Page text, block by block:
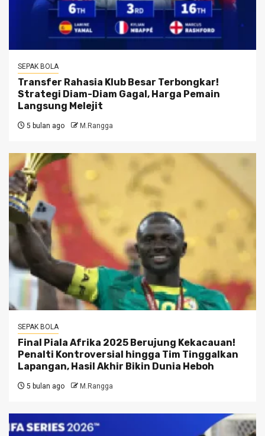
SEPAK BOLA
Transfer Rahasia Klub Besar Terbongkar!
Strategi Diam-Diam Gagal, Harga Pemain
Langsung Melejit
5 bulan ago M.Rangga
SEPAK BOLA
Final Piala Afrika 2025 Berujung Kekacauan!
Penalti Kontroversial hingga Tim Tinggalkan
Lapangan, Hasil Akhir Bikin Dunia Heboh
5 bulan ago M.Rangga